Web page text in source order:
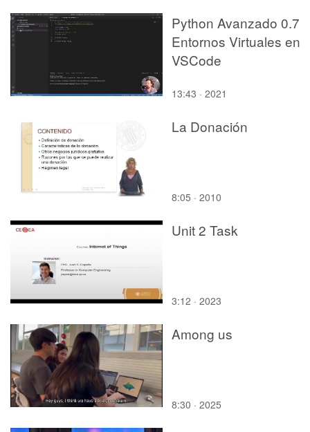
Python Avanzado 0.7
Entornos Virtuales en
VSCode
13:43 · 2021
La Donación
8:05 · 2010
Unit 2 Task
3:12 · 2023
Among us
8:30 · 2025